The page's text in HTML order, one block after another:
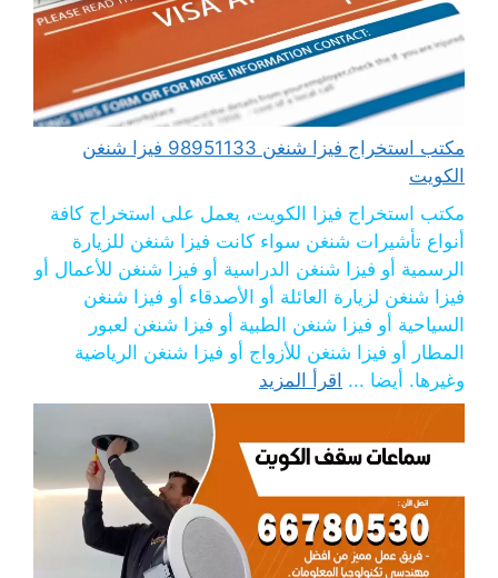
مكتب استخراج فيزا شنغن 98951133 فيزا شنغن
الكويت
مكتب استخراج فيزا الكويت، يعمل على استخراج كافة
أنواع تأشيرات شنغن سواء كانت فيزا شنغن للزيارة
الرسمية أو فيزا شنغن الدراسية أو فيزا شنغن للأعمال أو
فيزا شنغن لزيارة العائلة أو الأصدقاء أو فيزا شنغن
السياحية أو فيزا شنغن الطبية أو فيزا شنغن لعبور
المطار أو فيزا شنغن للأزواج أو فيزا شنغن الرياضية
وغيرها. أيضا ... اقرأ المزيد